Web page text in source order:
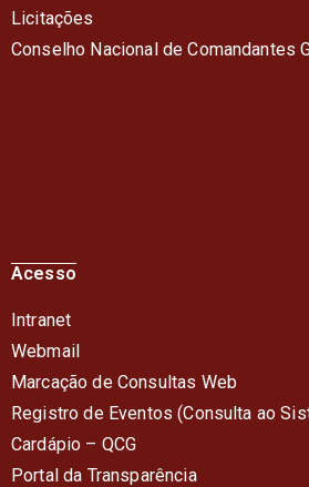
Licitações
Conselho Nacional de Comandantes
Acesso
Intranet
Webmail
Marcação de Consultas Web
Registro de Eventos (Consulta ao
Cardápio – QCG
Portal da Transparência